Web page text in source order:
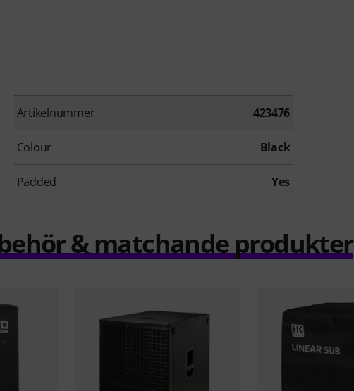
Artikelnummer 423476
Colour Black
Padded Yes
& matchande produkter